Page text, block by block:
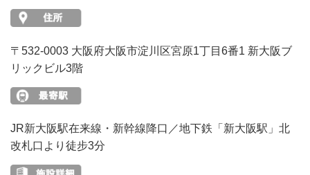
〒532-0003 大阪府大阪市淀川区宮原1丁目6番1 新大阪ブ
リックビル3階
JR新大阪駅在来線・新幹線降口／地下鉄「新大阪駅」北
改札口より徒步3分